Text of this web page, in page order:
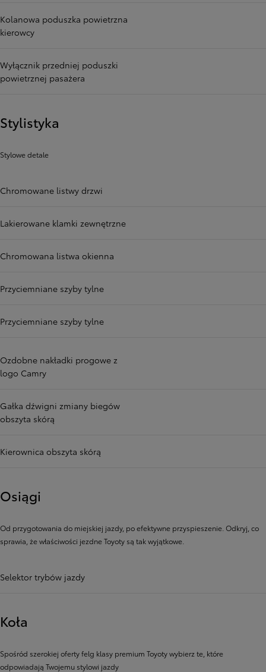
Kolanowa poduszka powietrzna
kierowcy
Wyłącznik przedniej poduszki
powietrznej pasażera
Stylistyka
Stylowe detale
Chromowane listwy drzwi
Lakierowane klamki zewnętrzne
Chromowana listwa okienna
Przyciemniane szyby tylne
Przyciemniane szyby tylne
Ozdobne nakładki progowe z
logo Camry
Gałka dźwigni zmiany biegów
obszyta skórą
Kierownica obszyta skórą
Osiągi
Od przygotowania do miejskiej jazdy, po efektywne przyspieszenie. Odkryj, co
sprawia, że ​​właściwości jezdne Toyoty są tak wyjątkowe.
Selektor trybów jazdy
Koła
Spośród szerokiej oferty felg klasy premium Toyoty wybierz te, które
odpowiadają Twojemu stylowi jazdy